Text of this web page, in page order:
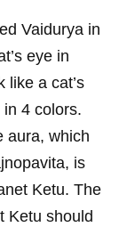
Vaidurya in
eye in
like a cat’s
in 4 colors.
aura, which
is
Ketu. The
Ketu should